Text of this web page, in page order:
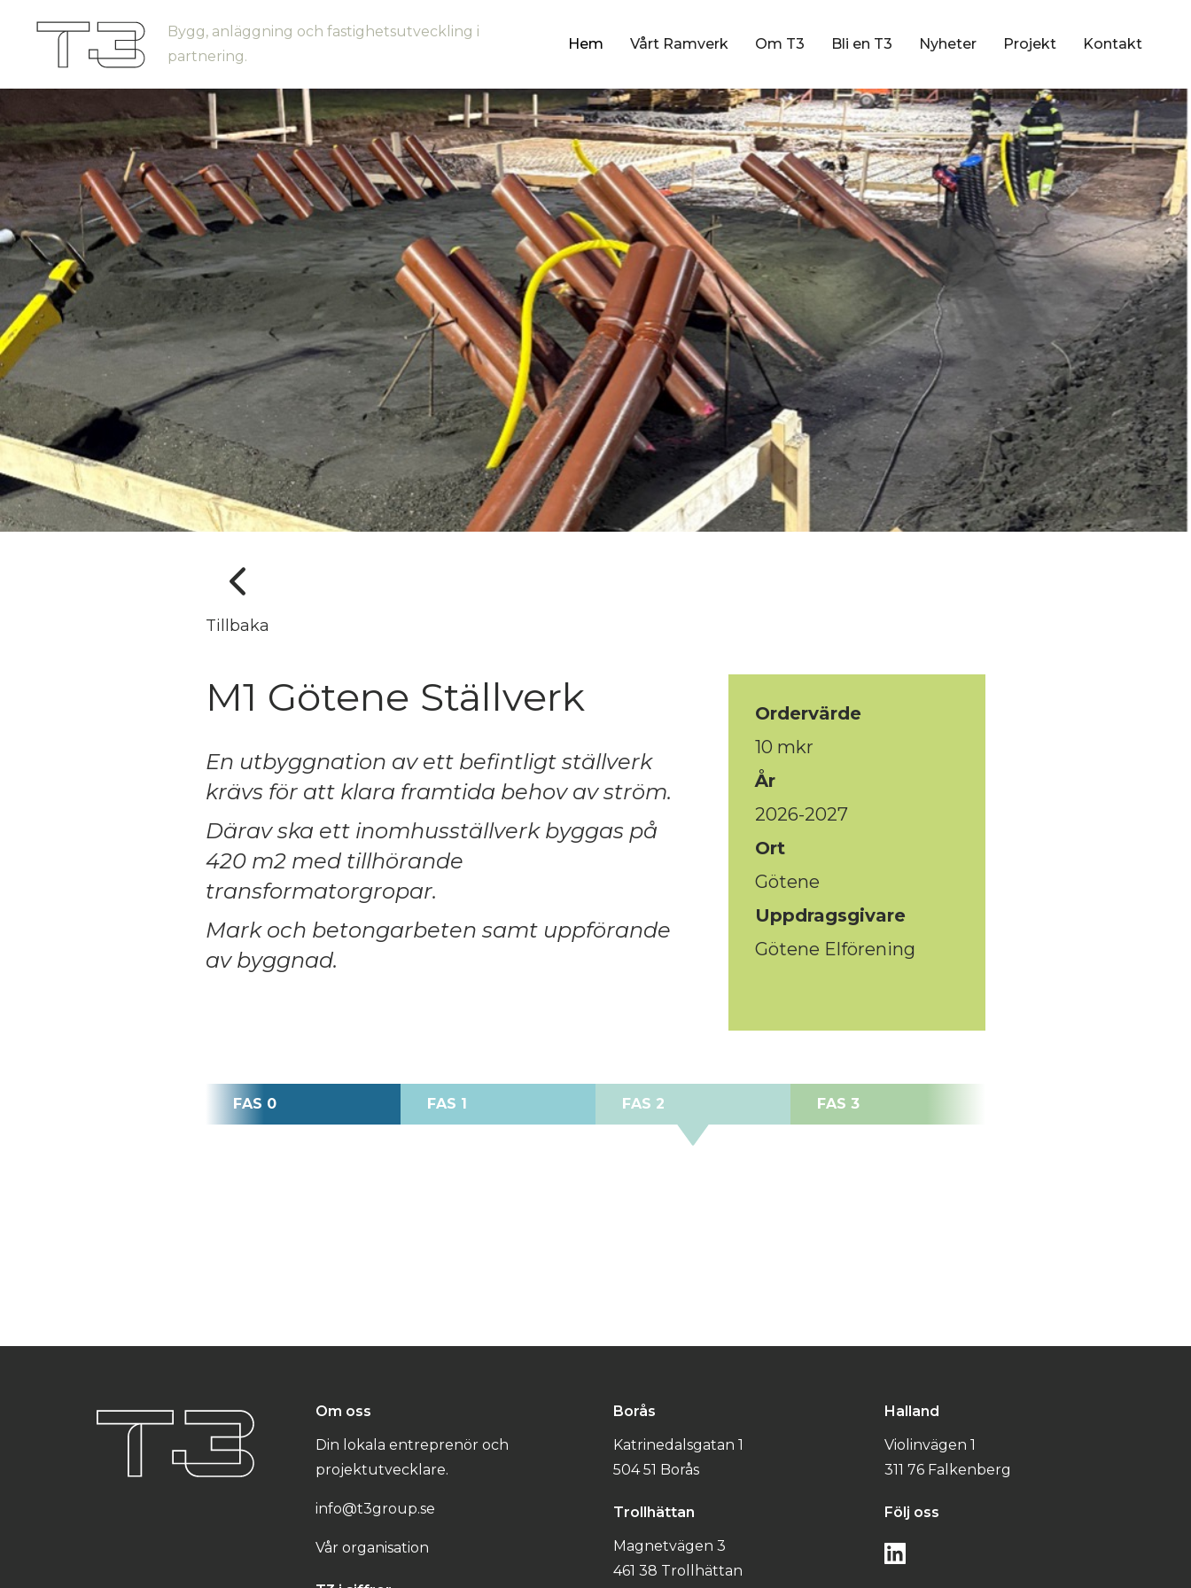
Bygg, anläggning och fastighetsutveckling i
partnering.
Hem Vårt Ramverk Om T3 Bli en T3 Nyheter Projekt Kontakt
Tillbaka
M1 Götene Ställverk
En utbyggnation av ett befintligt ställverk
krävs för att klara framtida behov av ström.
Därav ska ett inomhusställverk byggas på
420 m2 med tillhörande
transformatorgropar.
Mark och betongarbeten samt uppförande
av byggnad.
Ordervärde
10 mkr
År
2026-2027
Ort
Götene
Uppdragsgivare
Götene Elförening
FAS 0 FAS 1 FAS 2 FAS 3
Om oss
Din lokala entreprenör och
projektutvecklare.
info@t3group.se
Vår organisation
Borås
Katrinedalsgatan 1
504 51 Borås
Trollhättan
Magnetvägen 3
461 38 Trollhättan
Halland
Violinvägen 1
311 76 Falkenberg
Följ oss